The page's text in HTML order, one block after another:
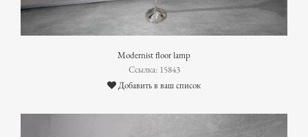
Modernist floor lamp
Ссылка: 15843
Добавить в ваш список